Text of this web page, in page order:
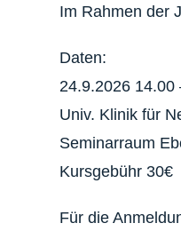
Im Rahmen der
Daten:
24.9.2026 14.00
Univ. Klinik für
Seminarraum
Kursgebühr 30€
Für die